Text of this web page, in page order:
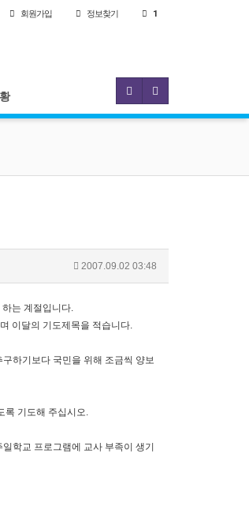
회원가입 정보찾기 1
2007.09.02 03:48
는 계절입니다.
이달의 기도제목을 적습니다.
하기보다 국민을 위해 조금씩 양보
록 기도해 주십시오.
학교 프로그램에 교사 부족이 생기